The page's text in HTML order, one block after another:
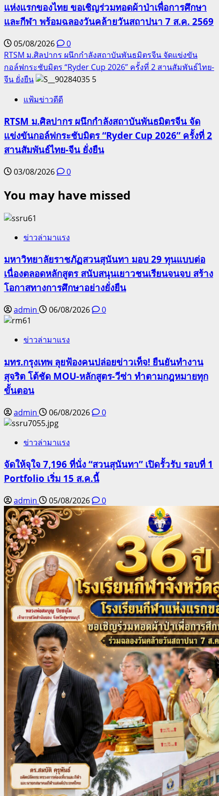
แห่งแรกของไทย ขอเชิญร่วมทอดผ้าป่าเพื่อการศึกษา
และกีฬา พร้อมฉลองวันคล้ายวันสถาปนา 7 ส.ค. 2569
05/08/2026
0
RTSM ม.ศิลปากร ผนึกกำลังสถาบันพันธมิตรจีน จัดแข่งขัน
กอล์ฟกระชับมิตร “Ryder Cup 2026” ครั้งที่ 2 สานสัมพันธ์ไทย-
จีน ยั่งยืน
5
แฟ้มข่าวดีดี
RTSM ม.ศิลปากร ผนึกกำลังสถาบันพันธมิตรจีน จัด
แข่งขันกอล์ฟกระชับมิตร “Ryder Cup 2026” ครั้งที่ 2
สานสัมพันธ์ไทย-จีน ยั่งยืน
03/08/2026 0
You may have missed
ข่าวล่ามาแรง
มหาวิทยาลัยราชภัฏสวนสุนันทา มอบ 29 ทุนแบบต่อ
เนื่องตลอดหลักสูตร สนับสนุนเยาวชนเรียนจนจบ สร้าง
โอกาสทางการศึกษาอย่างยั่งยืน
admin 06/08/2026 0
ข่าวล่ามาแรง
มทร.กรุงเทพ ลุยฟ้องคนปล่อยข่าวเท็จ! ยืนยันทำงาน
สุจริต โต้ชัด MOU-หลักสูตร-วีซ่า ทำตามกฎหมายทุก
ขั้นตอน
admin 06/08/2026 0
ข่าวล่ามาแรง
จัดให้จุใจ 7,196 ที่นั่ง “สวนสุนันทา” เปิดรั้วรับ รอบที่ 1
Portfolio เริ่ม 15 ส.ค.นี้
admin 05/08/2026 0